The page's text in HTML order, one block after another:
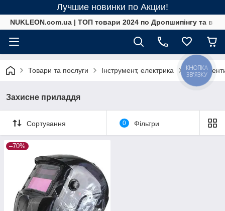
Лучшие новинки по Акции!
NUKLEON.com.ua | ТОП товари 2024 по Дропшипінгу та в
Товари та послуги Інструмент, електрика
Захисне приладдя
Сортування 0 Фільтри
–70%
КНОПКА
ЗВ'ЯЗКУ